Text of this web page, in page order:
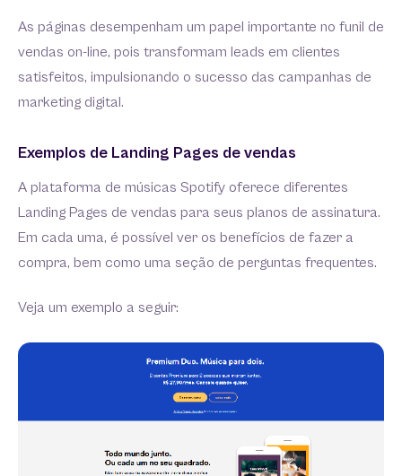
As páginas desempenham um papel importante no funil de
vendas on-line, pois transformam leads em clientes
satisfeitos, impulsionando o sucesso das campanhas de
marketing digital.
Exemplos de Landing Pages de vendas
A plataforma de músicas Spotify oferece diferentes
Landing Pages de vendas para seus planos de assinatura.
Em cada uma, é possível ver os benefícios de fazer a
compra, bem como uma seção de perguntas frequentes.
Veja um exemplo a seguir: